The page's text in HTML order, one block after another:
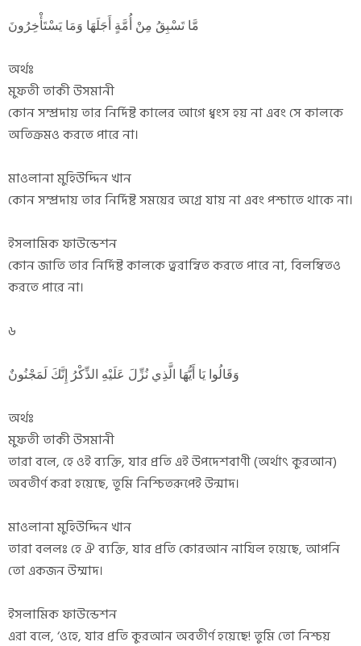
مَّا تَسْبِقُ مِنْ أُمَّةٍ أَجَلَهَا وَمَا يَسْتَأْخِرُونَ
অর্থঃ
মুফতী তাকী উসমানী
কোন সম্প্রদায় তার নির্দিষ্ট কালের আগে ধ্বংস হয় না এবং সে কালকে
অতিক্রমও করতে পারে না।
মাওলানা মুহিউদ্দিন খান
কোন সম্প্রদায় তার নির্দিষ্ট সময়ের অগ্রে যায় না এবং পশ্চাতে থাকে না।
ইসলামিক ফাউন্ডেশন
কোন জাতি তার নির্দিষ্ট কালকে ত্বরান্বিত করতে পারে না, বিলম্বিতও
করতে পারে না।
৬
وَقَالُوا يَا أَيُّهَا الَّذِي نُزِّلَ عَلَيْهِ الذِّكْرُ إِنَّكَ لَمَجْنُونٌ
অর্থঃ
মুফতী তাকী উসমানী
তারা বলে, হে ওই ব্যক্তি, যার প্রতি এই উপদেশবাণী (অর্থাৎ কুরআন)
অবতীর্ণ করা হয়েছে, তুমি নিশ্চিতরূপেই উন্মাদ।
মাওলানা মুহিউদ্দিন খান
তারা বললঃ হে ঐ ব্যক্তি, যার প্রতি কোরআন নাযিল হয়েছে, আপনি
তো একজন উম্মাদ।
ইসলামিক ফাউন্ডেশন
এরা বলে, ‘ওহে, যার প্রতি কুরআন অবতীর্ণ হয়েছে! তুমি তো নিশ্চয়